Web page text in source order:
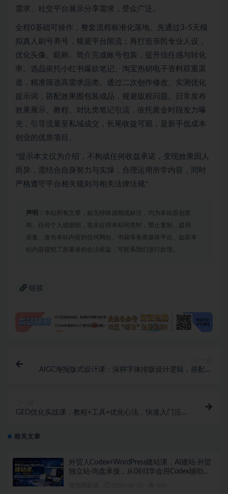
需求、社交平台展示分享需求，受众广泛。
全程0基础可操作，整套流程标准化落地。先通过3-5天模
拟真人刷号养号，规避平台限流；再打造亲民专业人设，
优化头像、昵称、简介完成账号包装，提升信任感与转化
率。选品依托小红书爆款笔记、淘宝热销电子资料双重渠
道，精准筛选高需求品类。通过二次创作修改、实测优化
提示词，搭配效果图包装成品，规避版权问题。日常发布
效果展示、教程、对比类笔记引流，依托黄金时段发力曝
光，引导流量至私域成交，长尾收益可观，是新手低成本
创业的优质项目。
*提示本文仅为介绍，不构成任何收益承诺，变现效果因人
而异，需结合自身努力与实操，合理运用所学内容，同时
严格遵守平台相关规则与相关法律法规*
声明： 本站所有文章，如无特殊说明或标注，均为本站原创发
布。任何个人或组织，在未征得本站同意时，禁止复制、盗用、
采集、发布本站内容到任何网站、书籍等各类媒体平台。如若本
站内容侵犯了原著者的合法权益，可联系我们进行处理。
链接
AIGC海报版式设计课：深耕字体排版设计逻辑，搭配海
GEO优化实战课，教程+工具+优化心法，快速入门活学
相关文章
外贸人Codex+WordPress建站课，AI建站·外贸
独立站·询盘承接，从0到1学会用Codex辅助建